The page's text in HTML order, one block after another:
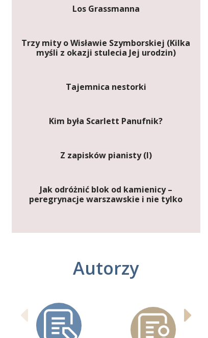
Los Grassmanna
Trzy mity o Wisławie Szymborskiej (Kilka
myśli z okazji stulecia Jej urodzin)
Tajemnica nestorki
Kim była Scarlett Panufnik?
Z zapisków pianisty (I)
Jak odróżnić blok od kamienicy –
peregrynacje warszawskie i nie tylko
Autorzy